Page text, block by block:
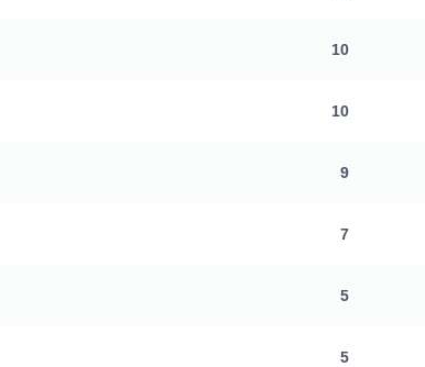
10
10
9
7
5
5